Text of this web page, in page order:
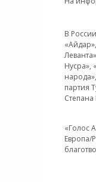
В
Нусра»,
партия
«Голос
Европа/